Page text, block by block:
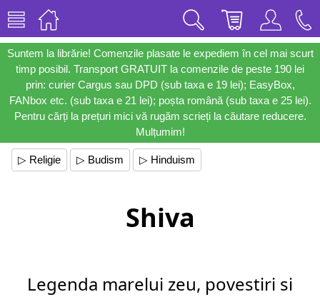
Suntem la librărie! Comenzile plasate le expediem în cel mai scurt
timp posibil. Transport GRATUIT la comenzile de peste 190 lei
prin: curier Cargus sau DPD (sub taxa e 19 lei); EasyBox,
FANbox etc. (sub taxa e 21 lei); poșta română (sub taxa e 25 lei).
Pentru cărți la prețuri mici vă rugăm scrieți la căutare reducere.
Mulțumim!
▷ Religie ▷ Budism ▷ Hinduism
Shiva
Legenda marelui zeu, povestiri si